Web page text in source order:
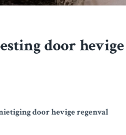
door
door hevige regenval